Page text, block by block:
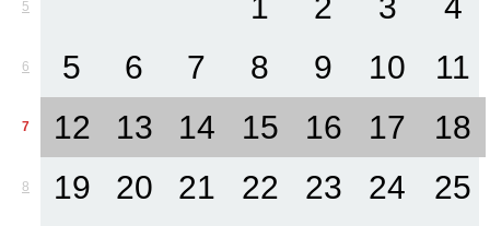
5
6 5 6 7 8 9 10 11
7 12 13 14 15 16 17 18
8 19 20 21 22 23 24 25